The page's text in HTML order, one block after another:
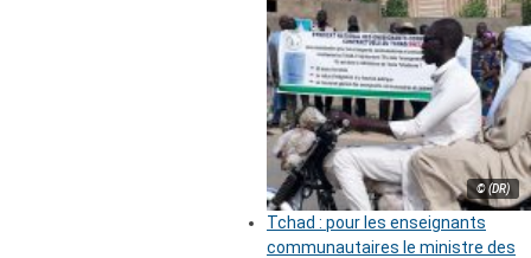
© (DR)
Tchad : pour les enseignants
communautaires le ministre des